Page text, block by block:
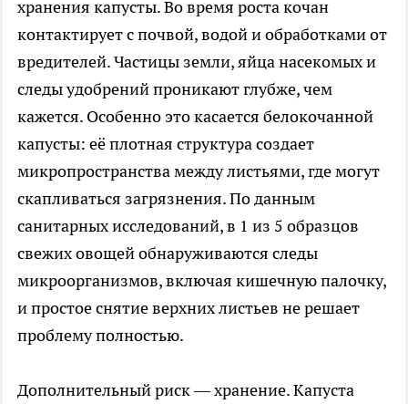
хранения капусты. Во время роста кочан
контактирует с почвой, водой и обработками от
вредителей. Частицы земли, яйца насекомых и
следы удобрений проникают глубже, чем
кажется. Особенно это касается белокочанной
капусты: её плотная структура создает
микропространства между листьями, где могут
скапливаться загрязнения. По данным
санитарных исследований, в 1 из 5 образцов
свежих овощей обнаруживаются следы
микроорганизмов, включая кишечную палочку,
и простое снятие верхних листьев не решает
проблему полностью.
Дополнительный риск — хранение. Капуста